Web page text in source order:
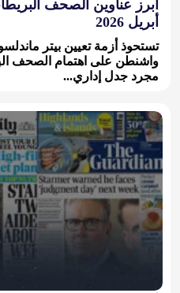
أبريل 2026
تستحوذ أزمة تعيين بيتر
واشنطن على اهتمام الصحف
مجرد جدل إداري...